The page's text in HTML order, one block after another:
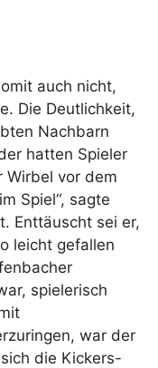
auch nicht,
Die Deutlichkeit,
Nachbarn
hatten Spieler
Wirbel vor dem
Spiel“, sagte
Enttäuscht sei er,
leicht gefallen
spielerisch
war der
die Kickers-